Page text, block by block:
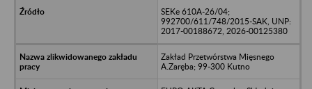
SEKe 610A-26/04;
992700/611/748/2015-SAK, UNP:
2017-00188672, 2026-00125380
Zakład Przetwórstwa Mięsnego
A.Zaręba; 99-300 Kutno